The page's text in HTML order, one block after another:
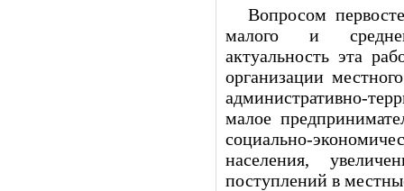
Вопросом
малого и
актуальность эта
организации
административно-
малое
социально-
населения,
поступлений в